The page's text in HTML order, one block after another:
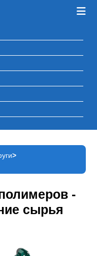
-
сырья